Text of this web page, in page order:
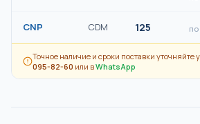
CNP CDM 125
Точное наличие и сроки поставки уточняйте
095-82-60 или вWhatsApp